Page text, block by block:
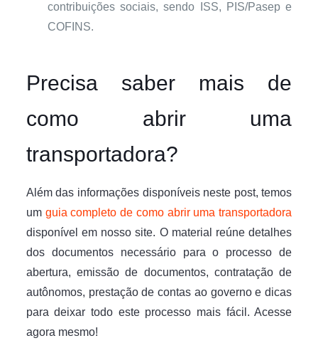
contribuições sociais, sendo ISS, PIS/Pasep e
COFINS.
Precisa saber mais de
como abrir uma
transportadora?
Além das informações disponíveis neste post, temos
um guia completo de como abrir uma transportadora
disponível em nosso site. O material reúne detalhes
dos documentos necessário para o processo de
abertura, emissão de documentos, contratação de
autônomos, prestação de contas ao governo e dicas
para deixar todo este processo mais fácil. Acesse
agora mesmo!